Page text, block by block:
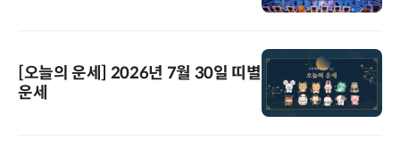
[오늘의 운세] 2026년 7월 30일 띠별
운세